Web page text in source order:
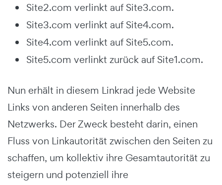
Site2.com verlinkt auf Site3.com.
Site3.com verlinkt auf Site4.com.
Site4.com verlinkt auf Site5.com.
Site5.com verlinkt zurück auf Site1.com.
Nun erhält in diesem Linkrad jede Website
Links von anderen Seiten innerhalb des
Netzwerks. Der Zweck besteht darin, einen
Fluss von Linkautorität zwischen den Seiten zu
schaffen, um kollektiv ihre Gesamtautorität zu
steigern und potenziell ihre